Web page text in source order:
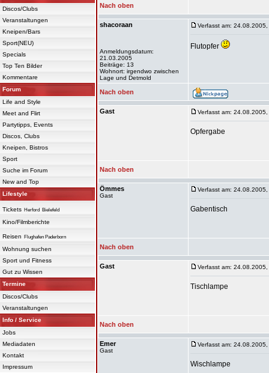
Discos/Clubs
Veranstaltungen
Kneipen/Bars
Sport(NEU)
Specials
Top Ten Bilder
Kommentare
Forum
Life and Style
Meet and Flirt
Partytipps, Events
Discos, Clubs
Kneipen, Bistros
Sport
Suche im Forum
New and Top
Lifestyle
Tickets Herford Bielefeld
Kino/Filmberichte
Reisen Flughafen Paderborn
Wohnung suchen
Sport und Fitness
Gut zu Wissen
Termine
Discos/Clubs
Veranstaltungen
Info / Service
Jobs
Mediadaten
Kontakt
Impressum
Nach oben
shacoraan
Anmeldungsdatum:
21.03.2005
Beiträge: 13
Wohnort: irgendwo zwischen
Lage und Detmold
Verfasst am:
Flutopfer
Nach oben
Gast Verfasst am:
Opfergabe
Nach oben
Ömmes
Gast
Verfasst am:
Gabentisch
Nach oben
Gast Verfasst am:
Tischlampe
Nach oben
Emer
Gast
Verfasst am:
Wischlampe